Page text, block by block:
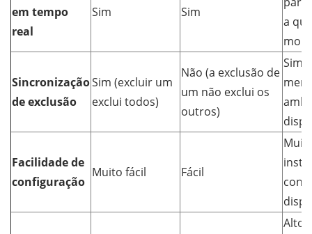
em tempo
real
Sim Sim
a
Sincronização
de exclusão
Sim (excluir um
exclui todos)
Não (a exclusão de
um não exclui os
outros)
Sim,
Facilidade de
configuração
Muito fácil Fácil
Alto